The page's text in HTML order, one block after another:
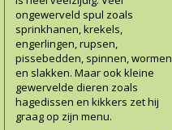
ongewerveld spul zoals
sprinkhanen, krekels,
engerlingen, rupsen,
pissebedden, spinnen, wormen
en slakken. Maar ook kleine
gewervelde dieren zoals
hagedissen en kikkers zet hij
graag op zijn menu.